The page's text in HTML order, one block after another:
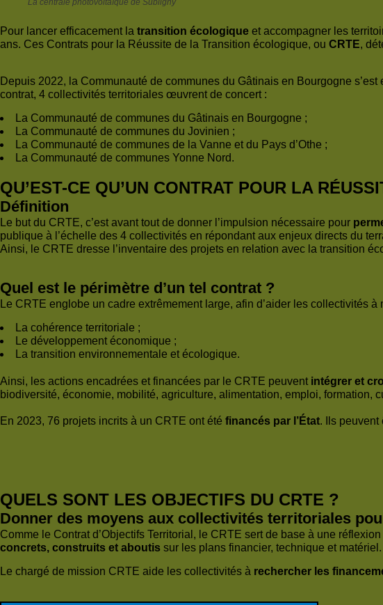
La centrale photovoltaïque de Subligny
Pour lancer efficacement la transition écologique et accompagner les
ans. Ces Contrats pour la Réussite de la Transition écologique, ou CRTE,
Depuis 2022, la Communauté de communes du Gâtinais en Bourgogne s’est
contrat, 4 collectivités territoriales œuvrent de concert :
La Communauté de communes du Gâtinais en Bourgogne ;
La Communauté de communes du Jovinien ;
La Communauté de communes de la Vanne et du Pays d’Othe ;
La Communauté de communes Yonne Nord.
QU’EST-CE QU’UN CONTRAT POUR LA
Définition
Le but du CRTE, c’est avant tout de donner l’impulsion nécessaire pour
publique à l’échelle des 4 collectivités en répondant aux enjeux directs du
Ainsi, le CRTE dresse l’inventaire des projets en relation avec la transition
Quel est le périmètre d’un tel contrat ?
Le CRTE englobe un cadre extrêmement large, afin d’aider les collectivités
La cohérence territoriale ;
Le développement économique ;
La transition environnementale et écologique.
Ainsi, les actions encadrées et financées par le CRTE peuvent intégrer et
biodiversité, économie, mobilité, agriculture, alimentation, emploi, formation,
En 2023, 76 projets incrits à un CRTE ont été financés par l’État. Ils peuvent
QUELS SONT LES OBJECTIFS DU CRTE ?
Donner des moyens aux collectivités territoriales
Comme le Contrat d’Objectifs Territorial, le CRTE sert de base à une
concrets, construits et aboutis sur les plans financier, technique et matériel.
Le chargé de mission CRTE aide les collectivités à rechercher les